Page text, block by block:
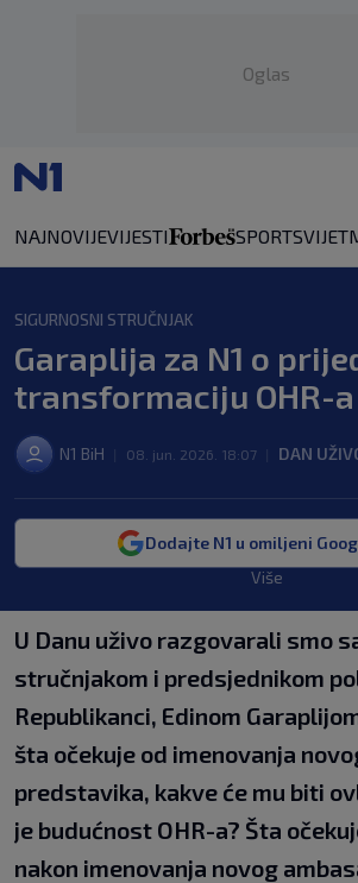
Oglas
NAJNOVIJEVIJESTI SPORTSVIJET
SIGURNOSNI STRUČNJAK
Garaplija za N1 o
transformaciju OHR-a
N1 BiH 08. jun. 2026. 18:07 DAN
Dodajte N1 u omiljeni
Više
U Danu uživo razgovarali smo
stručnjakom i predsjednikom
Republikanci, Edinom
šta očekuje od imenovanja
predstavika, kakve će mu biti
je budućnost OHR-a? Šta
nakon imenovanja novog